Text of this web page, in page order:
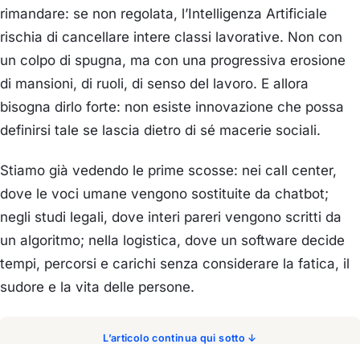
rimandare: se non regolata, l’Intelligenza Artificiale
rischia di cancellare intere classi lavorative. Non con
un colpo di spugna, ma con una progressiva erosione
di mansioni, di ruoli, di senso del lavoro. E allora
bisogna dirlo forte: non esiste innovazione che possa
definirsi tale se lascia dietro di sé macerie sociali.
Stiamo già vedendo le prime scosse: nei call center,
dove le voci umane vengono sostituite da chatbot;
negli studi legali, dove interi pareri vengono scritti da
un algoritmo; nella logistica, dove un software decide
tempi, percorsi e carichi senza considerare la fatica, il
sudore e la vita delle persone.
L’articolo continua qui sotto ↓